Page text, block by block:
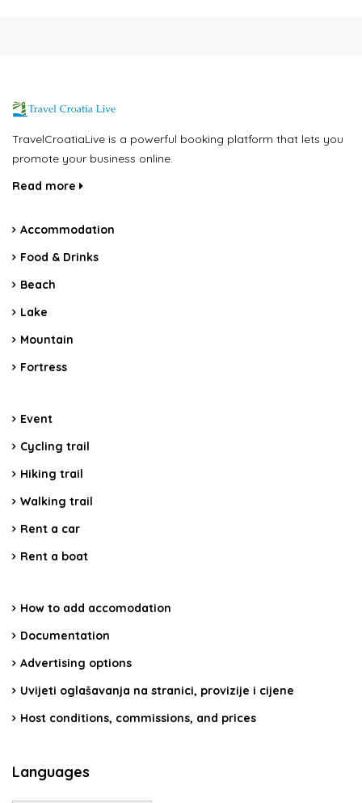
TravelCroatiaLive is a powerful booking platform that lets you
promote your business online.
Read more
Accommodation
Food & Drinks
Beach
Lake
Mountain
Fortress
Event
Cycling trail
Hiking trail
Walking trail
Rent a car
Rent a boat
How to add accomodation
Documentation
Advertising options
Uvijeti oglašavanja na stranici, provizije i cijene
Host conditions, commissions, and prices
Languages